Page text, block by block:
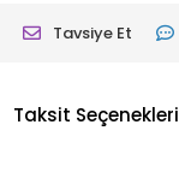
Tavsiye Et
Taksit Seçenekleri